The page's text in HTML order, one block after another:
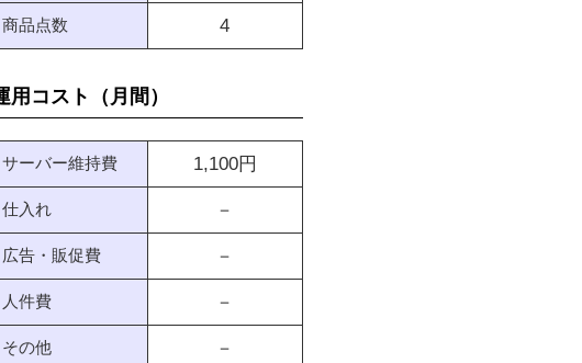
商品点数 4
用コスト（月間）
サーバー維持費 1,100円
仕入れ －
広告・販促費 －
人件費 －
その他 －